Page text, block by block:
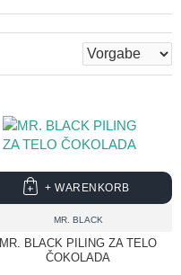
MR. BLACK
MR. BLACK PILING ZA TELO
ČOKOLADA
+ WARENKORB